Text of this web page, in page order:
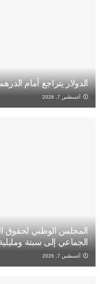
الدولار يتراجع أمام الدرهم بنسبة
أغسطس 7, 2026
المجلس الوطني لحقوق
الجماعي إلى سبتة
أغسطس 7, 2026